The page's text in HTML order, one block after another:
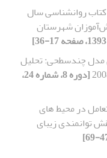
کتاب روانشناسی سال
شهرستان
مدل چندسطحی: تحلیل
[دوره 8، شماره 24،
در محیط های
توانمندی زیبای